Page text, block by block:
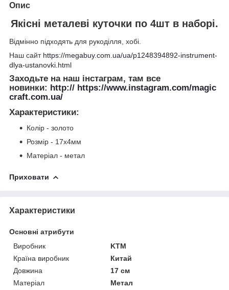
Опис
Якісні металеві куточки по 4шт в наборі.
Відмінно підходять для рукоділля, хобі.
Наш сайт https://megabuy.com.ua/ua/p1248394892-instrument-
dlya-ustanovki.html
Заходьте на наш інстаграм, там все
новинки: http:// https://www.instagram.com/magic
craft.com.ua/
Характеристики:
Колір - золото
Розмір - 17х4мм
Матеріал - метал
Приховати
Характеристики
Основні атрибути
Виробник
KTM
Країна виробник
Китай
Довжина
17 см
Матеріал
Метал